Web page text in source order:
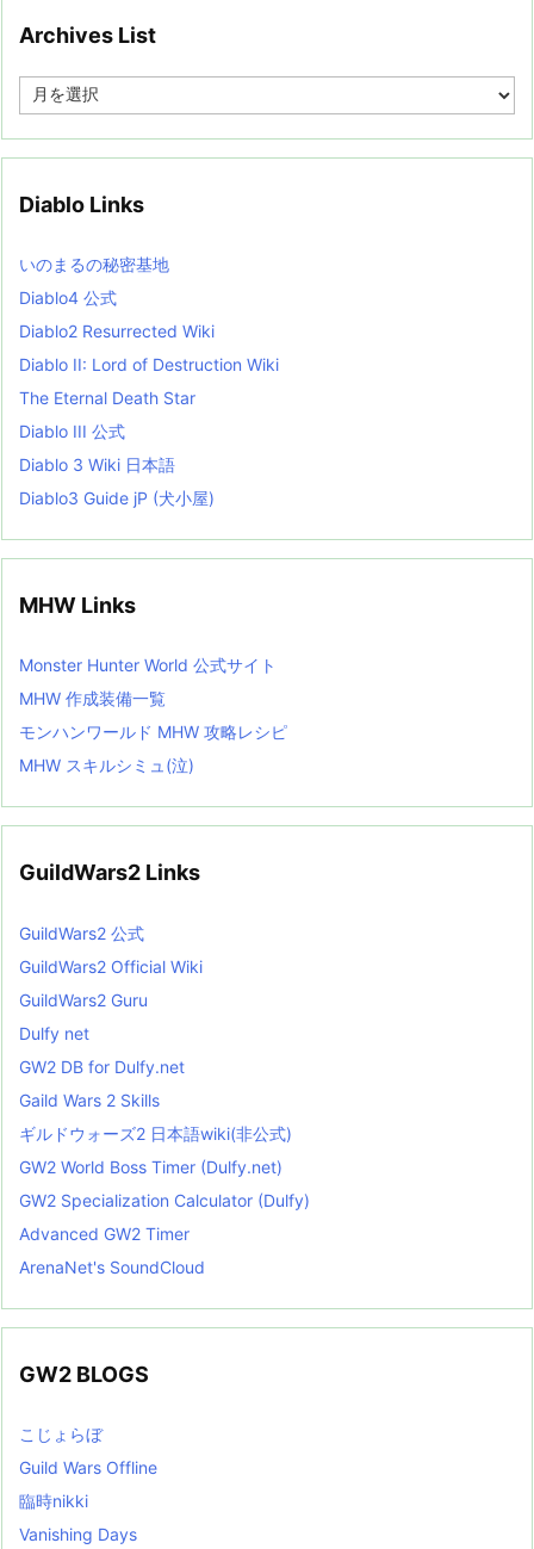
Archives List
e
i
s
t
Diablo Links
いのまるの秘密基地
Diablo4 公式
Diablo2 Resurrected Wiki
Diablo II: Lord of Destruction Wiki
The Eternal Death Star
Diablo III 公式
Diablo 3 Wiki 日本語
Diablo3 Guide jP (犬小屋)
MHW Links
Monster Hunter World 公式サイト
MHW 作成装備一覧
モンハンワールド MHW 攻略レシピ
MHW スキルシミュ(泣)
GuildWars2 Links
GuildWars2 公式
GuildWars2 Official Wiki
GuildWars2 Guru
Dulfy net
GW2 DB for Dulfy.net
Gaild Wars 2 Skills
ギルドウォーズ2 日本語wiki(非公式)
GW2 World Boss Timer (Dulfy.net)
GW2 Specialization Calculator (Dulfy)
Advanced GW2 Timer
ArenaNet's SoundCloud
GW2 BLOGS
こじょらぼ
Guild Wars Offline
臨時nikki
Vanishing Days